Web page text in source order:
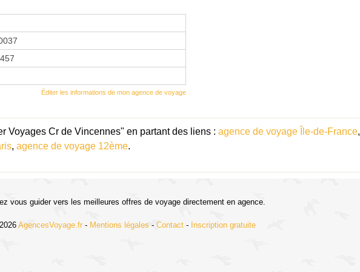
Éditer les informations de mon agence de voyage
Voyages Cr de Vincennes" en partant des liens : agence de voyage Île-de-France,
, agence de voyage 12ème.
vous guider vers les meilleures offres de voyage directement en agence.
AgencesVoyage.fr - Mentions légales - Contact- Inscription gratuite